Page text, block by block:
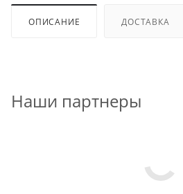
ОПИСАНИЕ ДОСТАВКА
Наши партнеры